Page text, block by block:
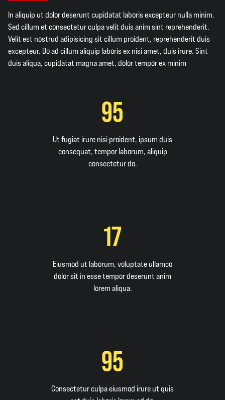
In aliquip ut dolor deserunt cupidatat laboris excepteur nulla minim.
Sed cillum et consectetur culpa velit duis anim sint reprehenderit.
Velit est nostrud adipisicing sit cillum proident, reprehenderit duis
excepteur. Do ad cillum aliquip laboris ex nisi amet, duis irure. Sint
duis aliqua, cupidatat magna amet, dolor tempor ex minim
95
Ut fugiat irure nisi proident, ipsum duis
consequat, tempor laborum, aliquip
consectetur do.
17
Eiusmod ut laborum, voluptate ullamco
dolor sit in esse tempor deserunt anim
lorem aliqua.
95
Consectetur culpa eiusmod irure ut quis